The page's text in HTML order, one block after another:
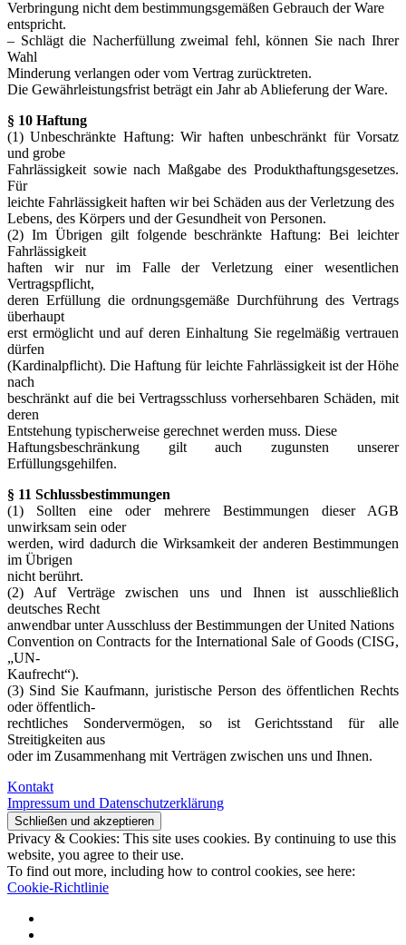
Verbringung nicht dem bestimmungsgemäßen Gebrauch der Ware
entspricht.
– Schlägt die Nacherfüllung zweimal fehl, können Sie nach Ihrer
Wahl
Minderung verlangen oder vom Vertrag zurücktreten.
Die Gewährleistungsfrist beträgt ein Jahr ab Ablieferung der Ware.
§ 10 Haftung
(1) Unbeschränkte Haftung: Wir haften unbeschränkt für Vorsatz
und grobe
Fahrlässigkeit sowie nach Maßgabe des Produkthaftungsgesetzes.
Für
leichte Fahrlässigkeit haften wir bei Schäden aus der Verletzung des
Lebens, des Körpers und der Gesundheit von Personen.
(2) Im Übrigen gilt folgende beschränkte Haftung: Bei leichter
Fahrlässigkeit
haften wir nur im Falle der Verletzung einer wesentlichen
Vertragspflicht,
deren Erfüllung die ordnungsgemäße Durchführung des Vertrags
überhaupt
erst ermöglicht und auf deren Einhaltung Sie regelmäßig vertrauen
dürfen
(Kardinalpflicht). Die Haftung für leichte Fahrlässigkeit ist der Höhe
nach
beschränkt auf die bei Vertragsschluss vorhersehbaren Schäden, mit
deren
Entstehung typischerweise gerechnet werden muss. Diese
Haftungsbeschränkung gilt auch zugunsten unserer
Erfüllungsgehilfen.
§ 11 Schlussbestimmungen
(1) Sollten eine oder mehrere Bestimmungen dieser AGB
unwirksam sein oder
werden, wird dadurch die Wirksamkeit der anderen Bestimmungen
im Übrigen
nicht berührt.
(2) Auf Verträge zwischen uns und Ihnen ist ausschließlich
deutsches Recht
anwendbar unter Ausschluss der Bestimmungen der United Nations
Convention on Contracts for the International Sale of Goods (CISG,
„UN-
Kaufrecht“).
(3) Sind Sie Kaufmann, juristische Person des öffentlichen Rechts
oder öffentlich-
rechtliches Sondervermögen, so ist Gerichtsstand für alle
Streitigkeiten aus
oder im Zusammenhang mit Verträgen zwischen uns und Ihnen.
Kontakt
Impressum und Datenschutzerklärung
Privacy & Cookies: This site uses cookies. By continuing to use this
website, you agree to their use.
To find out more, including how to control cookies, see here:
Cookie-Richtlinie